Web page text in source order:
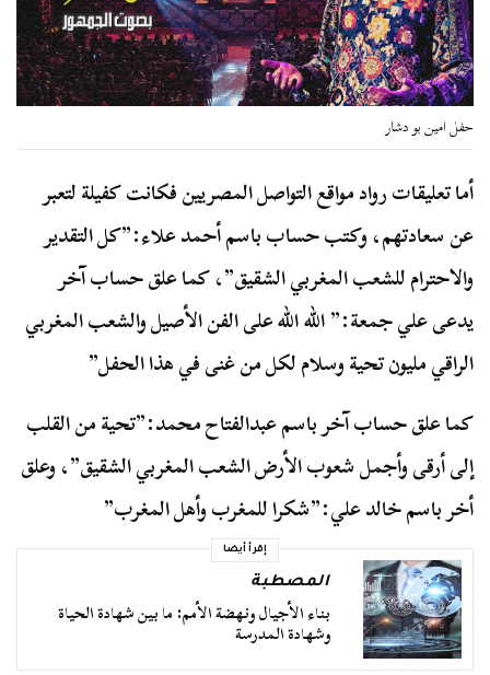
حفل امين بو دشار
أما تعليقات رواد مواقع التواصل المصريين فكانت كفيلة لتعبر
عن سعادتهم، وكتب حساب باسم أحمد علاء:”كل التقدير
والاحترام للشعب المغربي الشقيق”، كما علق حساب آخر
يدعى علي جمعة:” الله الله على الفن الأصيل والشعب المغربي
الراقي مليون تحية وسلام لكل من غنى في هذا الحفل”
كما علق حساب آخر باسم عبدالفتاح محمد:”تحية من القلب
إلى أرقى وأجمل شعوب الأرض الشعب المغربي الشقيق”، وعلق
أخر باسم خالد علي:”شكرا للمغرب وأهل المغرب”
إقرأ أيضا
المصطبة
بناء الأجيال ونهضة الأمم: ما بين شهادة الحياة
وشهادة المدرسة